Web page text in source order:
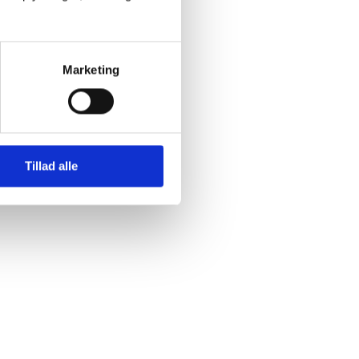
Marketing
Tillad alle
på at vise, at
undervisning i